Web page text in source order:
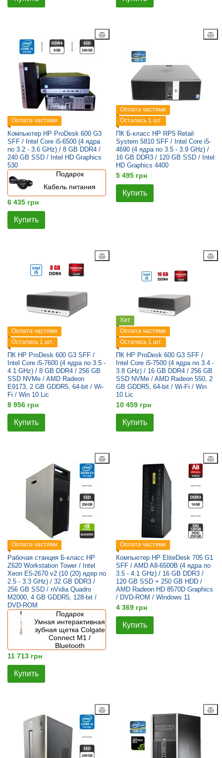
Оплата частями
Компьютер HP ProDesk 600 G3
SFF / Intel Core i5-6500 (4 ядра
по 3.2 - 3.6 GHz) / 8 GB DDR4 /
240 GB SSD / Intel HD Graphics
530
Подарок
Кабель питания
6 435 грн
Купить
Оплата частями
Осталась 1 шт.
ПК Б-класс HP RP5 Retail
System 5810 SFF / Intel Core i5-
4690 (4 ядра по 3.5 - 3.9 GHz) /
16 GB DDR3 / 120 GB SSD / Intel
HD Graphics 4400
5 495 грн
Купить
Оплата частями
Осталась 1 шт.
ПК HP ProDesk 600 G3 SFF /
Intel Core i5-7600 (4 ядра по 3.5 -
4.1 GHz) / 8 GB DDR4 / 256 GB
SSD NVMe / AMD Radeon
E9173, 2 GB GDDR5, 64-bit / Wi-
Fi / Win 10 Lic
8 956 грн
Купить
Хит
Оплата частями
Осталась 1 шт.
ПК HP ProDesk 600 G3 SFF /
Intel Core i5-7500 (4 ядра по 3.4 -
3.8 GHz) / 16 GB DDR4 / 256 GB
SSD NVMe / AMD Radeon 550, 2
GB GDDR5, 64-bit / Wi-Fi / Win
10 Lic
10 459 грн
Купить
Оплата частями
Рабочая станция Б-класс HP
Z620 Workstation Tower / Intel
Xeon E5-2670 v2 (10 (20) ядер по
2.5 - 3.3 GHz) / 32 GB DDR3 /
256 GB SSD / nVidia Quadro
M2000, 4 GB GDDR5, 128-bit /
DVD-ROM
Подарок
Умная интерактивная
зубная щетка Colgate
Connect M1 /
Bluetooth
11 713 грн
Купить
Оплата частями
Компьютер HP EliteDesk 705 G1
SFF / AMD A8-6500B (4 ядра по
3.5 - 4.1 GHz) / 16 GB DDR3 /
120 GB SSD + 250 GB HDD /
AMD Radeon HD 8570D Graphics
/ DVD-ROM / Windows 11
4 369 грн
Купить